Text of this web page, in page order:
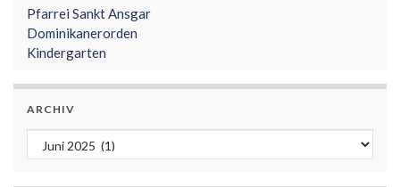
Pfarrei Sankt Ansgar
Dominikanerorden
Kindergarten
ARCHIV
Archiv